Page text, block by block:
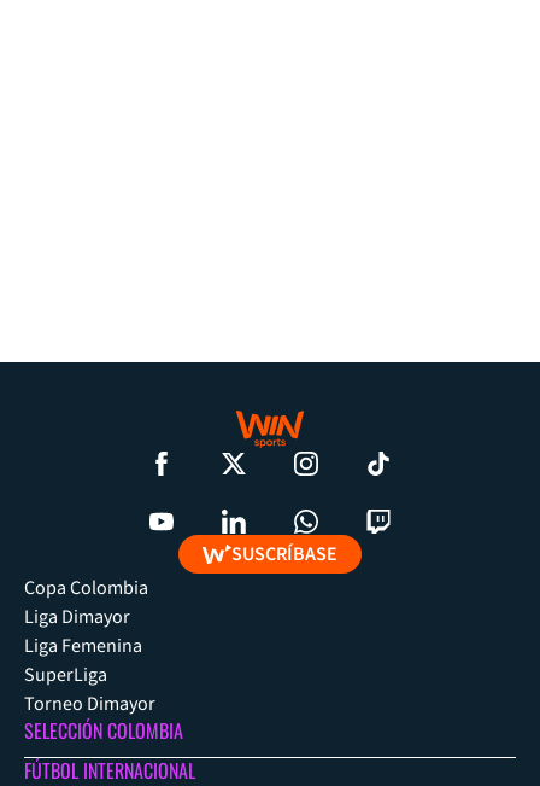
SUSCRÍBASE
Copa Colombia
Liga Dimayor
Liga Femenina
SuperLiga
Torneo Dimayor
SELECCIÓN COLOMBIA
FÚTBOL INTERNACIONAL